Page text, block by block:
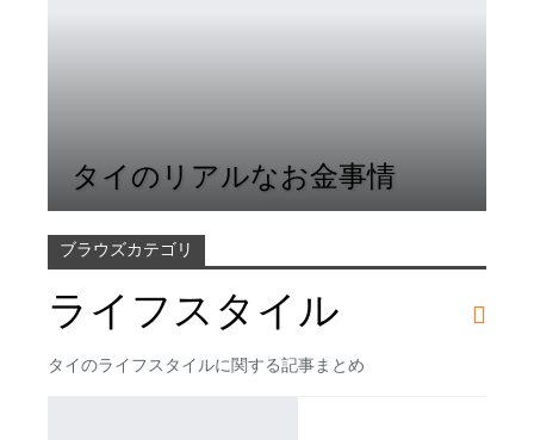
タイのリアルなお金事情
ブラウズカテゴリ
ライフスタイル
タイのライフスタイルに関する記事まとめ